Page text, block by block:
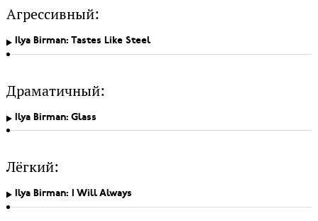
Агрессивный:
Ilya Birman: Tastes Like Steel
Драматичный:
Ilya Birman: Glass
Лёгкий:
Ilya Birman: I Will Always